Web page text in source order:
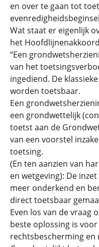
en over te gaan tot
Wat staat er eigenlijk
het
“Een
van het
ingediend. De
worden toetsbaar.
Een
een grondwettelijk
toetst aan de
van een voorstel
toetsing.
(En ten aanzien van
en wetgeving): De
meer onderkend en
direct toetsbaar
Even los van de vraag
beste oplossing is
rechtsbescherming en